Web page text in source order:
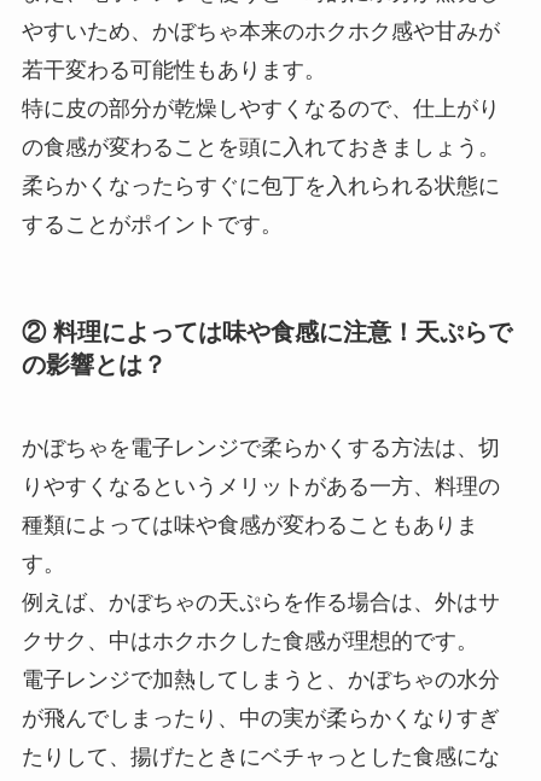
やすいため、かぼちゃ本来のホクホク感や甘みが
若干変わる可能性もあります。
特に皮の部分が乾燥しやすくなるので、仕上がり
の食感が変わることを頭に入れておきましょう。
柔らかくなったらすぐに包丁を入れられる状態に
することがポイントです。
② 料理によっては味や食感に注意！天ぷらで
の影響とは？
かぼちゃを電子レンジで柔らかくする方法は、切
りやすくなるというメリットがある一方、料理の
種類によっては味や食感が変わることもありま
す。
例えば、かぼちゃの天ぷらを作る場合は、外はサ
クサク、中はホクホクした食感が理想的です。
電子レンジで加熱してしまうと、かぼちゃの水分
が飛んでしまったり、中の実が柔らかくなりすぎ
たりして、揚げたときにベチャっとした食感にな